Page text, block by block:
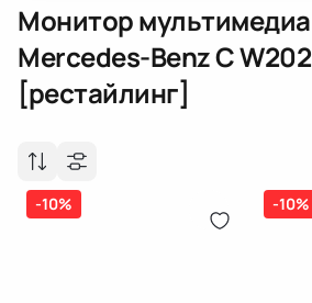
Монитор мультимедиа
Mercedes-Benz C W202
[рестайлинг]
-10% -10%